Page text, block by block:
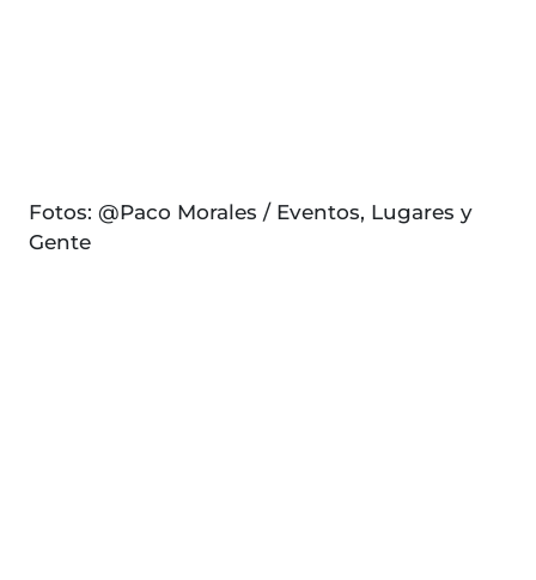
Fotos: @Paco Morales / Eventos, Lugares y
Gente